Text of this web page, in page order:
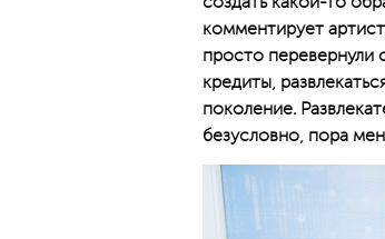
комментирует
просто перевернули
кредиты,
поколение.
безусловно, пора